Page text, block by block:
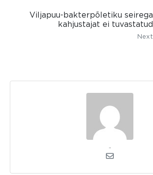
Viljapuu-bakterpõletiku seirega
kahjustajat ei tuvastatud
Next